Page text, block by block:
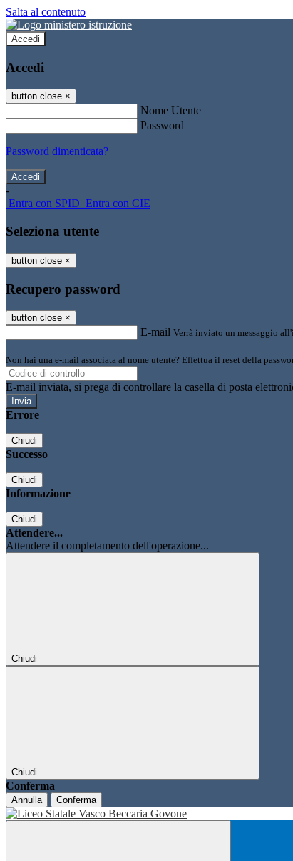
Salta al contenuto
Accedi
Accedi
button close ×
Nome Utente
Password
Password dimenticata?
-
Entra con SPID Entra con CIE
Seleziona utente
button close ×
Recupero password
button close ×
E-mail Verrà inviato un messaggio
Non hai una e-mail associata al nome utente? Effettua il reset della
E-mail inviata, si prega di controllare la casella di posta
Errore
Chiudi
Successo
Chiudi
Informazione
Chiudi
Attendere...
Attendere il completamento dell'operazione...
Chiudi
Chiudi
Conferma
Annulla Conferma